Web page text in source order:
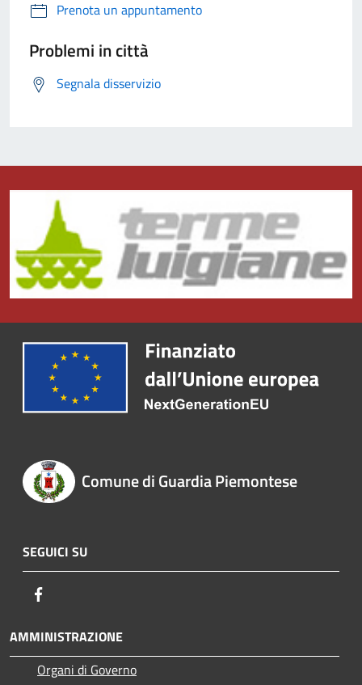
Prenota un appuntamento
Problemi in città
Segnala disservizio
Comune di Guardia Piemontese
SEGUICI SU
AMMINISTRAZIONE
Organi di Governo